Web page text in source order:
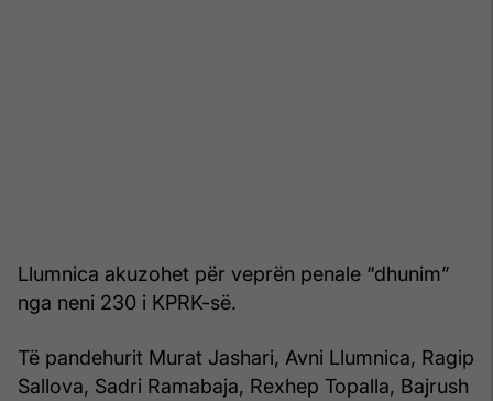
Llumnica akuzohet për veprën penale “dhunim”
nga neni 230 i KPRK-së.
Të pandehurit Murat Jashari, Avni Llumnica, Ragip
Sallova, Sadri Ramabaja, Rexhep Topalla, Bajrush